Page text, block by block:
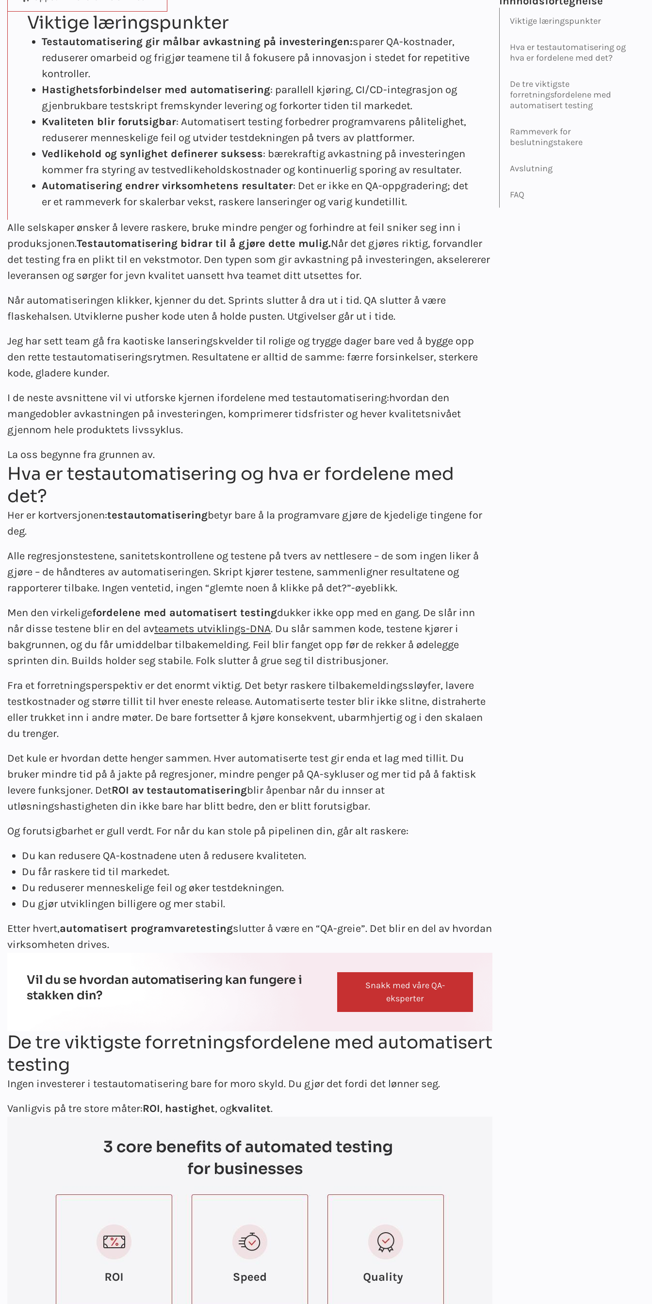
Viktige læringspunkter
Testautomatisering gir målbar avkastning på investeringen:sparer QA-kostnader,
reduserer omarbeid og frigjør teamene til å fokusere på innovasjon i stedet for repetitive
kontroller.
Hastighetsforbindelser med automatisering: parallell kjøring, CI/CD-integrasjon og
gjenbrukbare testskript fremskynder levering og forkorter tiden til markedet.
Kvaliteten blir forutsigbar: Automatisert testing forbedrer programvarens pålitelighet,
reduserer menneskelige feil og utvider testdekningen på tvers av plattformer.
Vedlikehold og synlighet definerer suksess: bærekraftig avkastning på investeringen
kommer fra styring av testvedlikeholdskostnader og kontinuerlig sporing av resultater.
Automatisering endrer virksomhetens resultater: Det er ikke en QA-oppgradering; det
er et rammeverk for skalerbar vekst, raskere lanseringer og varig kundetillit.
Alle selskaper ønsker å levere raskere, bruke mindre penger og forhindre at feil sniker seg inn i
produksjonen.Testautomatisering bidrar til å gjøre dette mulig.Når det gjøres riktig, forvandler
det testing fra en plikt til en vekstmotor. Den typen som gir avkastning på investeringen, akselererer
leveransen og sørger for jevn kvalitet uansett hva teamet ditt utsettes for.
Når automatiseringen klikker, kjenner du det. Sprints slutter å dra ut i tid. QA slutter å være
flaskehalsen. Utviklerne pusher kode uten å holde pusten. Utgivelser går ut i tide.
Jeg har sett team gå fra kaotiske lanseringskvelder til rolige og trygge dager bare ved å bygge opp
den rette testautomatiseringsrytmen. Resultatene er alltid de samme: færre forsinkelser, sterkere
kode, gladere kunder.
I de neste avsnittene vil vi utforske kjernen ifordelene med testautomatisering:hvordan den
mangedobler avkastningen på investeringen, komprimerer tidsfrister og hever kvalitetsnivået
gjennom hele produktets livssyklus.
La oss begynne fra grunnen av.
Hva er testautomatisering og hva er fordelene med
det?
Her er kortversjonen:testautomatiseringbetyr bare å la programvare gjøre de kjedelige tingene for
deg.
Alle regresjonstestene, sanitetskontrollene og testene på tvers av nettlesere – de som ingen liker å
gjøre – de håndteres av automatiseringen. Skript kjører testene, sammenligner resultatene og
rapporterer tilbake. Ingen ventetid, ingen “glemte noen å klikke på det?”-øyeblikk.
Men den virkeligefordelene med automatisert testingdukker ikke opp med en gang. De slår inn
når disse testene blir en del avteamets utviklings-DNA. Du slår sammen kode, testene kjører i
bakgrunnen, og du får umiddelbar tilbakemelding. Feil blir fanget opp før de rekker å ødelegge
sprinten din. Builds holder seg stabile. Folk slutter å grue seg til distribusjoner.
Fra et forretningsperspektiv er det enormt viktig. Det betyr raskere tilbakemeldingssløyfer, lavere
testkostnader og større tillit til hver eneste release. Automatiserte tester blir ikke slitne, distraherte
eller trukket inn i andre møter. De bare fortsetter å kjøre konsekvent, ubarmhjertig og i den skalaen
du trenger.
Det kule er hvordan dette henger sammen. Hver automatiserte test gir enda et lag med tillit. Du
bruker mindre tid på å jakte på regresjoner, mindre penger på QA-sykluser og mer tid på å faktisk
levere funksjoner. DetROI av testautomatiseringblir åpenbar når du innser at
utløsningshastigheten din ikke bare har blitt bedre, den er blitt forutsigbar.
Og forutsigbarhet er gull verdt. For når du kan stole på pipelinen din, går alt raskere:
Du kan redusere QA-kostnadene uten å redusere kvaliteten.
Du får raskere tid til markedet.
Du reduserer menneskelige feil og øker testdekningen.
Du gjør utviklingen billigere og mer stabil.
Etter hvert,automatisert programvaretestingslutter å være en “QA-greie”. Det blir en del av hvordan
virksomheten drives.
Vil du se hvordan automatisering kan fungere i
stakken din?
Snakk med våre QA-
eksperter
De tre viktigste forretningsfordelene med automatisert
testing
Ingen investerer i testautomatisering bare for moro skyld. Du gjør det fordi det lønner seg.
Vanligvis på tre store måter:ROI, hastighet, ogkvalitet.
Viktige læringspunkter
Hva er testautomatisering og
hva er fordelene med det?
De tre viktigste
forretningsfordelene med
automatisert testing
Rammeverk for
beslutningstakere
Avslutning
FAQ